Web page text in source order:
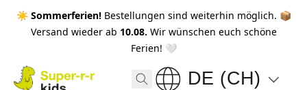
☀️ Sommerferien! Bestellungen sind weiterhin möglich. 📦
Versand wieder ab 10.08. Wir wünschen euch schöne
Ferien! 🤍
DE (CH)